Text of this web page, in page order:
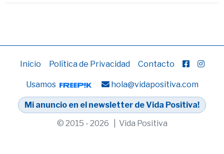
Inicio Política de Privacidad Contacto
Usamos hola@vidapositiva.com
Mi anuncio en el newsletter de Vida Positiva!
© 2015 - 2026 | Vida Positiva